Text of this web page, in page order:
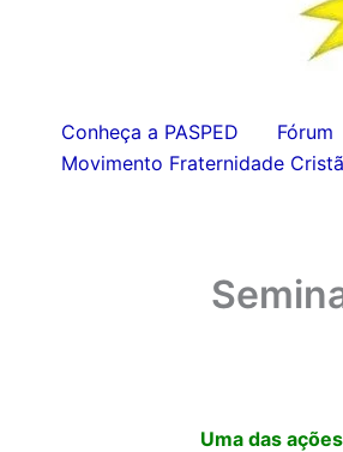
Conheça a PASPED Fórum
Movimento Fraternidade
Uma das